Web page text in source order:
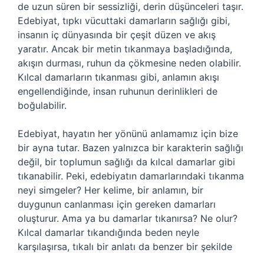
de uzun süren bir sessizliği, derin düşünceleri taşır.
Edebiyat, tıpkı vücuttaki damarların sağlığı gibi,
insanın iç dünyasında bir çeşit düzen ve akış
yaratır. Ancak bir metin tıkanmaya başladığında,
akışın durması, ruhun da çökmesine neden olabilir.
Kılcal damarların tıkanması gibi, anlamın akışı
engellendiğinde, insan ruhunun derinlikleri de
boğulabilir.
Edebiyat, hayatın her yönünü anlamamız için bize
bir ayna tutar. Bazen yalnızca bir karakterin sağlığı
değil, bir toplumun sağlığı da kılcal damarlar gibi
tıkanabilir. Peki, edebiyatın damarlarındaki tıkanma
neyi simgeler? Her kelime, bir anlamın, bir
duygunun canlanması için gereken damarları
oluşturur. Ama ya bu damarlar tıkanırsa? Ne olur?
Kılcal damarlar tıkandığında beden neyle
karşılaşırsa, tıkalı bir anlatı da benzer bir şekilde